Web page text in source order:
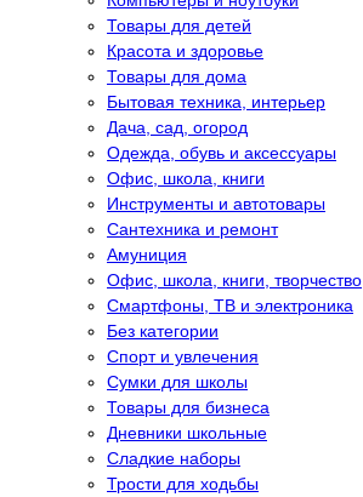
Товары для детей
Красота и здоровье
Товары для дома
Бытовая техника, интерьер
Дача, сад, огород
Одежда, обувь и аксессуары
Офис, школа, книги
Инструменты и автотовары
Сантехника и ремонт
Амуниция
Офис, школа, книги, творчество
Смартфоны, ТВ и электроника
Без категории
Спорт и увлечения
Сумки для школы
Товары для бизнеса
Дневники школьные
Сладкие наборы
Трости для ходьбы